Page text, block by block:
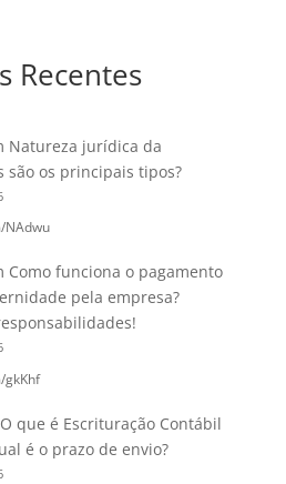
Recentes
Natureza jurídica da
são os principais tipos?
NAdwu
Como funciona o pagamento
pela empresa?
gkKhf
O que é Escrituração Contábil
é o prazo de envio?